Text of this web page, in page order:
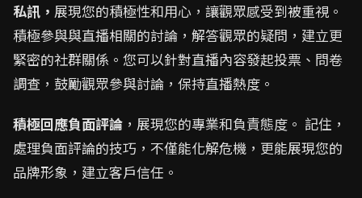
私訊， 展現您的積極性和用心，讓觀眾感受到被重視。
積極參與與直播相關的討論，解答觀眾的疑問，建立更
緊密的社群關係。您可以針對直播內容發起投票、問卷
調查，鼓勵觀眾參與討論，保持直播熱度。
積極回應負面評論 ，展現您的專業和負責態度。 記住，
處理負面評論的技巧，不僅能化解危機，更能展現您的
品牌形象，建立客戶信任。